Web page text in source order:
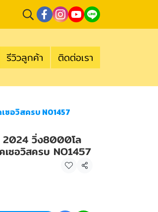
รีวิวลูกค้า ติดต่อเรา
อวิสครบ NO1457
2024 วิ่ง8000โล
ซอวิสครบ NO1457
แชร์